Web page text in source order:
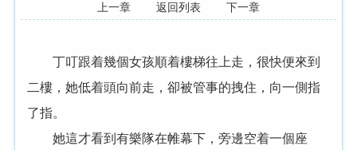
上一章 返回列表 下一章
丁叮跟着幾個女孩順着樓梯往上走，很快便來到
二樓，她低着頭向前走，卻被管事的拽住，向一側指
了指。
她這才看到有樂隊在帷幕下，旁邊空着一個座